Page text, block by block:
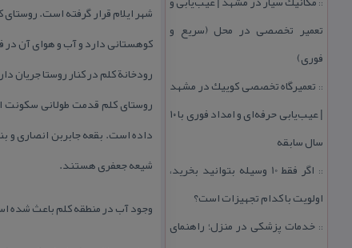
تعمیر تخصصی در محل (سریع و
فوری)
:: تعمیرگاه تخصصی كوییك در مشهد
| عیب‌یابی حرفه‌ای و امداد فوری با ۱۰
سال سابقه
::
اگر فقط 10 وسیله بتوانید بخرید،
اولویت با كدام تجهیزات است؟
:: خدمات پزشكی در منزل؛ راهنمای
كوهستانی دارد و آب و هوای آن
رودخانة كلم در كنار روستا
روستای كلم قدمت طولانی سكونت
داده است. بقعه جابربن انصاری و
شیعه جعفری هستند.
وجود آب در منطقه كلم باعث شده